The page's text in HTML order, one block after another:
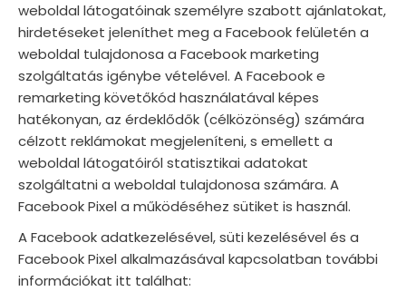
weboldal látogatóinak személyre szabott ajánlatokat,
hirdetéseket jeleníthet meg a Facebook felületén a
weboldal tulajdonosa a Facebook marketing
szolgáltatás igénybe vételével. A Facebook e
remarketing követőkód használatával képes
hatékonyan, az érdeklődők (célközönség) számára
célzott reklámokat megjeleníteni, s emellett a
weboldal látogatóiról statisztikai adatokat
szolgáltatni a weboldal tulajdonosa számára. A
Facebook Pixel a működéséhez sütiket is használ.
A Facebook adatkezelésével, süti kezelésével és a
Facebook Pixel alkalmazásával kapcsolatban további
információkat itt találhat: